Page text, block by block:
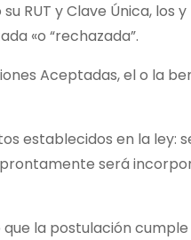
su RUT y Clave Única,
«o “rechazada”.
Aceptadas, el o la
establecidos en la ley:
será
la postulación